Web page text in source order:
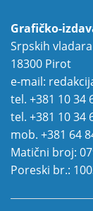
Grafičko-
Srpskih
18300 Pirot
e-mail:
tel. +381 10 34
tel. +381 10 34
mob. +381 64
Matični broj:
Poreski br.: